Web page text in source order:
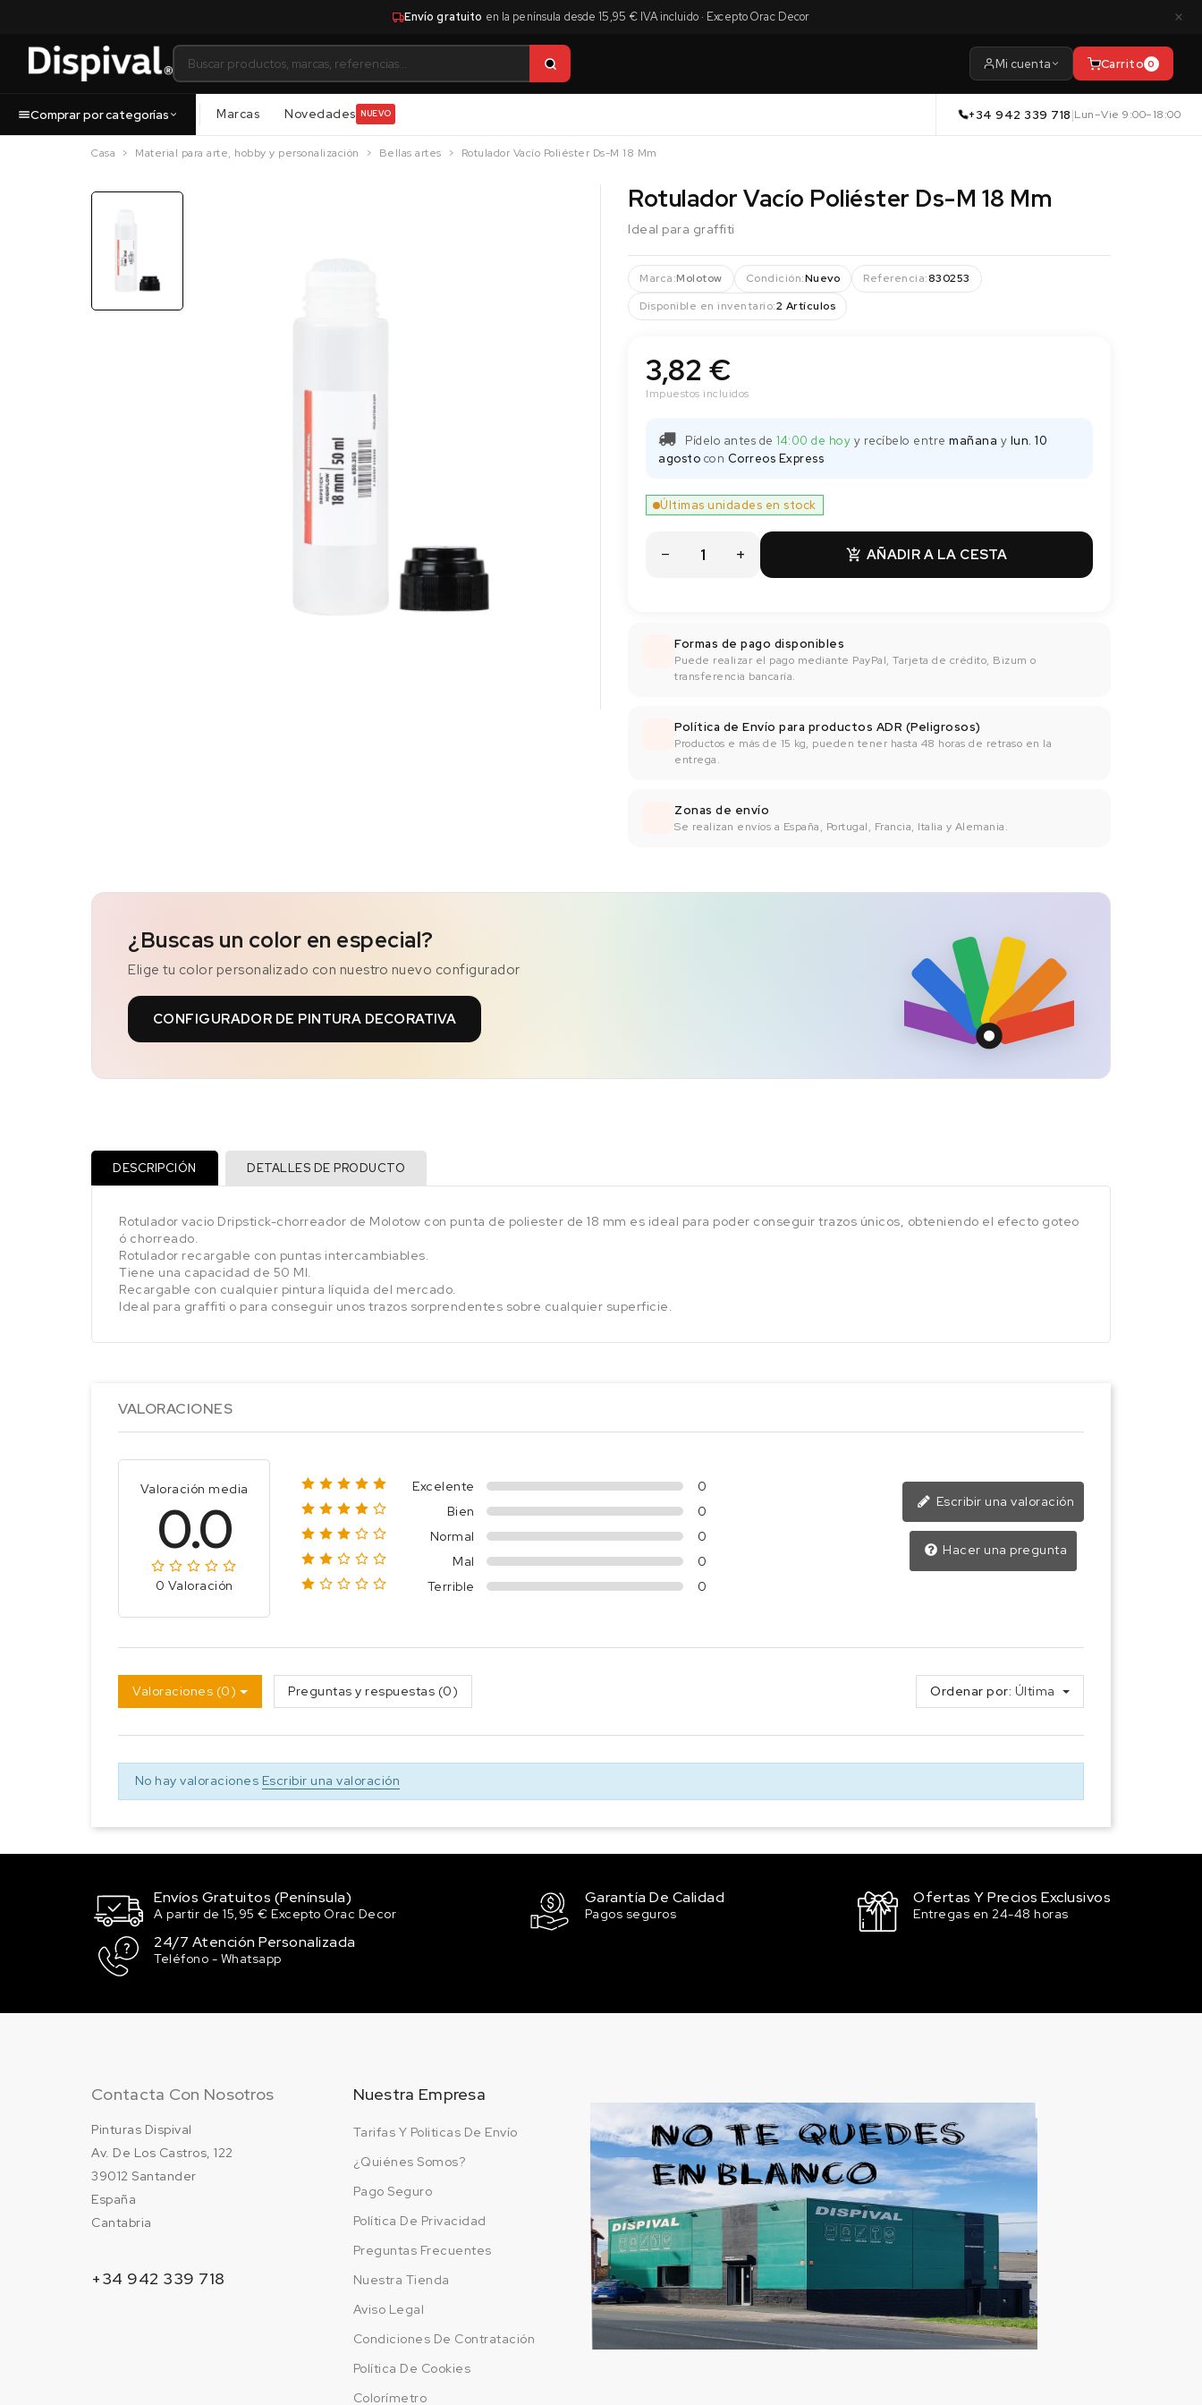
Envío gratuito en la península desde 15,95 € IVA incluido · Excepto Orac Decor ×
Mi cuenta Carrito 0
Comprar por categorías Marcas Novedades NUEVO +34 942 339 718|Lun–Vie 9:00–18:00
Casa Material para arte, hobby y personalización Bellas artes Rotulador Vacío Poliéster Ds-M 18 Mm
Rotulador Vacío Poliéster Ds-M 18 Mm
Ideal para graffiti
Marca:Molotow Condición:Nuevo Referencia:830253
Disponible en inventario:2 Artículos
3,82 €
Impuestos incluidos
Pídelo antes de 14:00 de hoy y recíbelo entre mañana y lun. 10
agosto con Correos Express
 AÑADIR A LA CESTA
Últimas unidades en stock
Formas de pago disponibles
Puede realizar el pago mediante PayPal, Tarjeta de crédito, Bizum o
transferencia bancaría.
Política de Envío para productos ADR (Peligrosos)
Productos e más de 15 kg, pueden tener hasta 48 horas de retraso en la
entrega.
Zonas de envío
Se realizan envíos a España, Portugal, Francia, Italia y Alemania.
¿Buscas un color en especial?
Elige tu color personalizado con nuestro nuevo configurador
CONFIGURADOR DE PINTURA DECORATIVA
DESCRIPCIÓN DETALLES DE PRODUCTO
Rotulador vacio Dripstick-chorreador de Molotow con punta de poliester de 18 mm es ideal para poder conseguir trazos únicos, obteniendo el efecto goteo
ó chorreado.
Rotulador recargable con puntas intercambiables.
Tiene una capacidad de 50 Ml.
Recargable con cualquier pintura líquida del mercado.
Ideal para graffiti o para conseguir unos trazos sorprendentes sobre cualquier superficie.
VALORACIONES
Valoración media
0.0
0 Valoración
Excelente
0
Bien
0
Normal
0
Mal
0
Terrible
0
Escribir una valoración
Hacer una pregunta
Valoraciones (0) Preguntas y respuestas (0) Ordenar por: Última
No hay valoraciones Escribir una valoración
Envíos Gratuitos (Península)
A partir de 15,95 € Excepto Orac Decor
Garantía De Calidad
Pagos seguros
Ofertas Y Precios Exclusivos
Entregas en 24-48 horas
24/7 Atención Personalizada
Teléfono - Whatsapp
Contacta Con Nosotros
Pinturas Dispival
Av. De Los Castros, 122
39012 Santander
España
Cantabria
+34 942 339 718
Nuestra Empresa
Tarifas Y Politicas De Envío
¿Quiénes Somos?
Pago Seguro
Política De Privacidad
Preguntas Frecuentes
Nuestra Tienda
Aviso Legal
Condiciones De Contratación
Política De Cookies
Colorímetro